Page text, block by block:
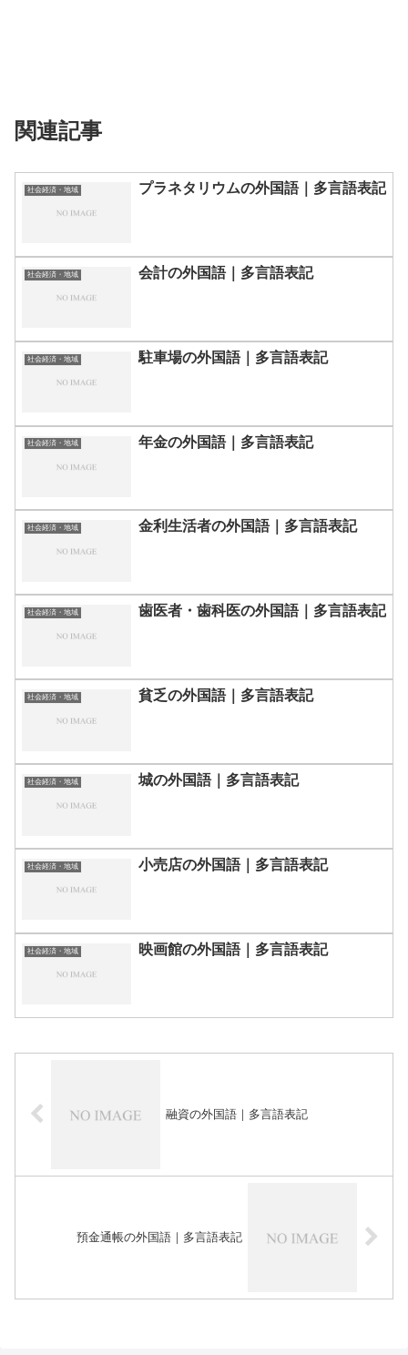
関連記事
社会経済・地域 プラネタリウムの外国語｜多言語表記
社会経済・地域 会計の外国語｜多言語表記
社会経済・地域 駐車場の外国語｜多言語表記
社会経済・地域 年金の外国語｜多言語表記
社会経済・地域 金利生活者の外国語｜多言語表記
社会経済・地域 歯医者・歯科医の外国語｜多言語表記
社会経済・地域 貧乏の外国語｜多言語表記
社会経済・地域 城の外国語｜多言語表記
社会経済・地域 小売店の外国語｜多言語表記
社会経済・地域 映画館の外国語｜多言語表記
融資の外国語｜多言語表記
預金通帳の外国語｜多言語表記